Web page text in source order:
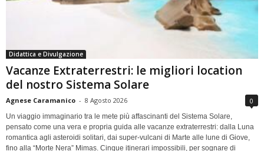
Didattica e Divulgazione
Vacanze Extraterrestri: le migliori location
del nostro Sistema Solare
Agnese Caramanico - 8 Agosto 2026 0
Un viaggio immaginario tra le mete più affascinanti del Sistema Solare,
pensato come una vera e propria guida alle vacanze extraterrestri: dalla Luna
romantica agli asteroidi solitari, dai super-vulcani di Marte alle lune di Giove,
fino alla “Morte Nera” Mimas. Cinque itinerari impossibili, per sognare di